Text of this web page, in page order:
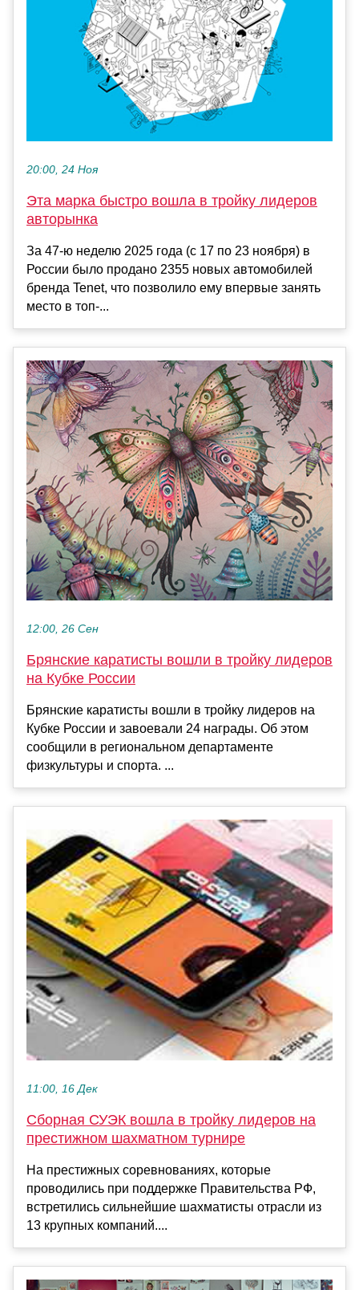
20:00, 24 Ноя
Эта марка быстро вошла в тройку лидеров
авторынка
За 47-ю неделю 2025 года (с 17 по 23 ноября) в
России было продано 2355 новых автомобилей
бренда Tenet, что позволило ему впервые занять
место в топ-...
12:00, 26 Сен
Брянские каратисты вошли в тройку лидеров
на Кубке России
Брянские каратисты вошли в тройку лидеров на
Кубке России и завоевали 24 награды. Об этом
сообщили в региональном департаменте
физкультуры и спорта. ...
11:00, 16 Дек
Сборная СУЭК вошла в тройку лидеров на
престижном шахматном турнире
На престижных соревнованиях, которые
проводились при поддержке Правительства РФ,
встретились сильнейшие шахматисты отрасли из
13 крупных компаний....